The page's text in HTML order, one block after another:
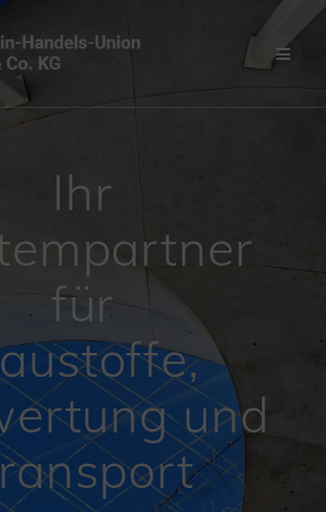
Ihr
für
und